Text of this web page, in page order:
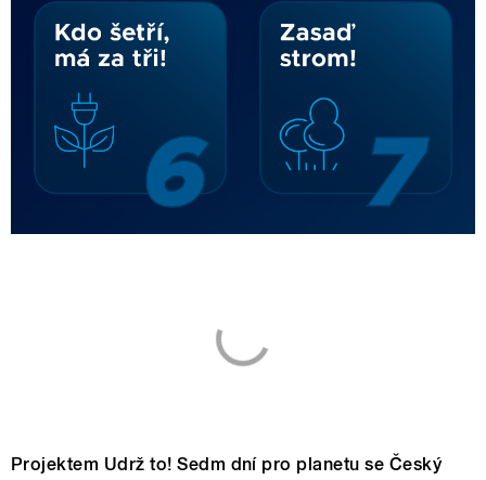
Projektem Udrž to! Sedm dní pro planetu se Český